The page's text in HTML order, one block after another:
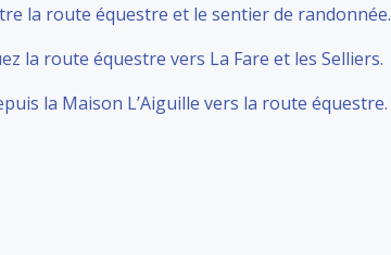
la route équestre et le sentier de randonnée.
la route équestre vers La Fare et les Selliers.
la Maison L’Aiguille vers la route équestre.